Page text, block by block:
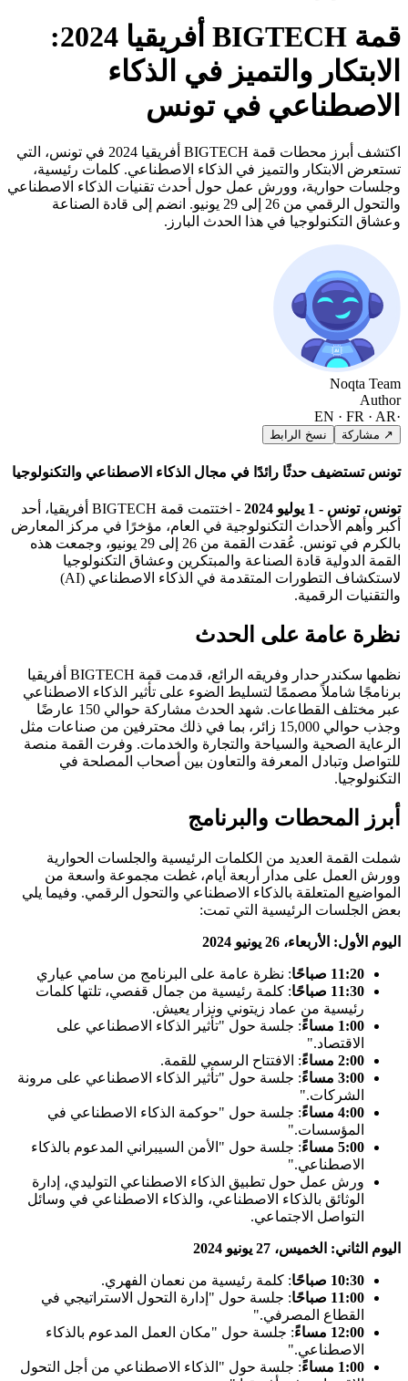
قمة BIGTECH أفريقيا 2024:
الابتكار والتميز في الذكاء
الاصطناعي في تونس
اكتشف أبرز محطات قمة BIGTECH أفريقيا 2024 في تونس، التي
تستعرض الابتكار والتميز في الذكاء الاصطناعي. كلمات رئيسية،
وجلسات حوارية، وورش عمل حول أحدث تقنيات الذكاء الاصطناعي
والتحول الرقمي من 26 إلى 29 يونيو. انضم إلى قادة الصناعة
وعشاق التكنولوجيا في هذا الحدث البارز.
Noqta Team
Author
EN · FR · AR
↗ مشاركة نسخ الرابط
تونس تستضيف حدثًا رائدًا في مجال الذكاء الاصطناعي والتكنولوجيا
تونس، تونس - 1 يوليو 2024
- اختتمت قمة BIGTECH أفريقيا، أحد
أكبر وأهم الأحداث التكنولوجية في العام، مؤخرًا في مركز المعارض
بالكرم في تونس. عُقدت القمة من 26 إلى 29 يونيو، وجمعت هذه
القمة الدولية قادة الصناعة والمبتكرين وعشاق التكنولوجيا
لاستكشاف التطورات المتقدمة في الذكاء الاصطناعي (AI)
والتقنيات الرقمية.
نظرة عامة على الحدث
نظمها سکندر حدار وفريقه الرائع، قدمت قمة BIGTECH أفريقيا
برنامجًا شاملاً مصممًا لتسليط الضوء على تأثير الذكاء الاصطناعي
عبر مختلف القطاعات. شهد الحدث مشاركة حوالي 150 عارضًا
وجذب حوالي 15,000 زائر، بما في ذلك محترفين من صناعات مثل
الرعاية الصحية والسياحة والتجارة والخدمات. وفرت القمة منصة
للتواصل وتبادل المعرفة والتعاون بين أصحاب المصلحة في
التكنولوجيا.
أبرز المحطات والبرنامج
شملت القمة العديد من الكلمات الرئيسية والجلسات الحوارية
وورش العمل على مدار أربعة أيام، غطت مجموعة واسعة من
المواضيع المتعلقة بالذكاء الاصطناعي والتحول الرقمي. وفيما يلي
بعض الجلسات الرئيسية التي تمت:
اليوم الأول: الأربعاء، 26 يونيو 2024
11:20 صباحًا
: نظرة عامة على البرنامج من سامي عياري
11:30 صباحًا
: كلمة رئيسية من جمال قفصي، تلتها كلمات
رئيسية من عماد زيتوني ونزار يعيش.
1:00 مساءً
: جلسة حول "تأثير الذكاء الاصطناعي على
الاقتصاد."
2:00 مساءً
: الافتتاح الرسمي للقمة.
3:00 مساءً
: جلسة حول "تأثير الذكاء الاصطناعي على مرونة
الشركات."
4:00 مساءً
: جلسة حول "حوكمة الذكاء الاصطناعي في
المؤسسات."
5:00 مساءً
: جلسة حول "الأمن السيبراني المدعوم بالذكاء
الاصطناعي."
ورش عمل حول تطبيق الذكاء الاصطناعي التوليدي، إدارة
الوثائق بالذكاء الاصطناعي، والذكاء الاصطناعي في وسائل
التواصل الاجتماعي.
اليوم الثاني: الخميس، 27 يونيو 2024
10:30 صباحًا
: كلمة رئيسية من نعمان الفهري.
11:00 صباحًا
: جلسة حول "إدارة التحول الاستراتيجي في
القطاع المصرفي."
12:00 مساءً
: جلسة حول "مكان العمل المدعوم بالذكاء
الاصطناعي."
1:00 مساءً
: جلسة حول "الذكاء الاصطناعي من أجل التحول